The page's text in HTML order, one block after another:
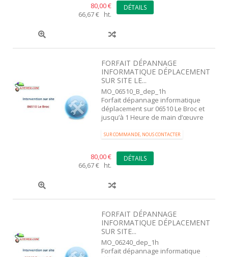
80,00 €
66,67 € ht.
DÉTAILS
FORFAIT DÉPANNAGE
INFORMATIQUE DÉPLACEMENT
SUR SITE LE...
MO_06510_B_dep_1h
Forfait dépannage informatique
déplacement sur 06510 Le Broc et
jusqu’à 1 Heure de main d’œuvre
SUR COMMANDE, NOUS CONTACTER
80,00 €
66,67 € ht.
DÉTAILS
FORFAIT DÉPANNAGE
INFORMATIQUE DÉPLACEMENT
SUR SITE...
MO_06240_dep_1h
Forfait dépannage informatique